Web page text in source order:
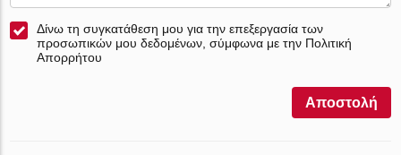
Δίνω τη συγκατάθεση μου για την επεξεργασία των
προσωπικών μου δεδομένων, σύμφωνα με την Πολιτική
Απορρήτου
Αποστολή